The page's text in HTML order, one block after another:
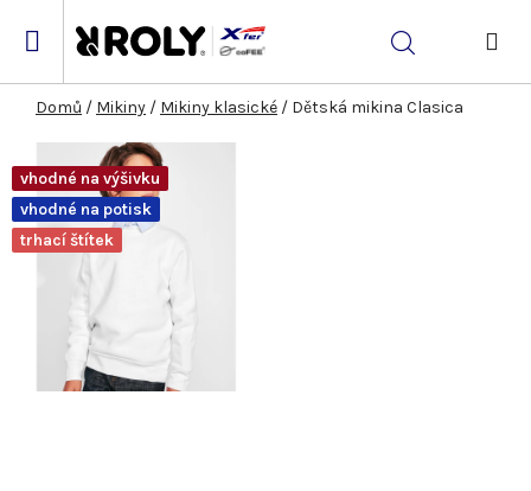
Hledat
Domů / Mikiny / Mikiny klasické / Dětská mikina Clasica
vhodné na výšivku
vhodné na potisk
trhací štítek